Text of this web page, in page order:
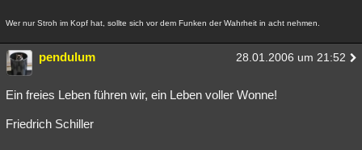
Wer nur Stroh im Kopf hat, sollte sich vor dem Funken der Wahrheit in acht nehmen.
pendulum 28.01.2006 um 21:52
Ein freies Leben führen wir, ein Leben voller Wonne!
Friedrich Schiller